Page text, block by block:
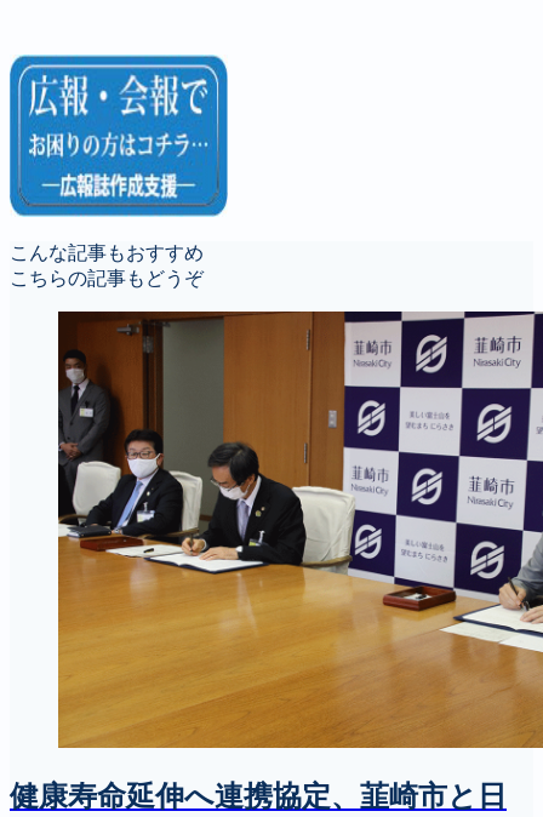
こんな記事もおすすめ
こちらの記事もどうぞ
健康寿命延伸へ連携協定、韮崎市と日